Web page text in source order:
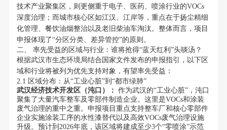
技术产业聚集区，则更侧重于电子、医药、喷涂行业的VOCs
深度治理；而城市核心区如江汉、江岸等，重点在于扬尘精细
化管理、餐饮油烟整治以及老旧柴油车淘汰。整体而言，项目
申报体现了“分区分类、差异管控”的原则。
二、 率先受益的区域与行业：谁将抢得“蓝天红利”头啖汤？
根据武汉市生态环境局结合国家文件发布的申报指引，以下区
域和行业将被列为优先支持对象，有望率先受益：
2.1 区域分布：从“工业心脏”到“都市绿肺”
武汉经济技术开发区（沌口）： 作为武汉的“工业心脏”，沌口
聚集了大量汽车整车及零部件制造企业。这里是VOCs和涂装
废气治理的重中之重。申报项目重点支持整车厂和核心零部件
企业实施涂装工序的水性漆替代以及高效VOCs废气治理设施
升级。预计到2026年底，该区域将建成至少3个“零喷涂”示范